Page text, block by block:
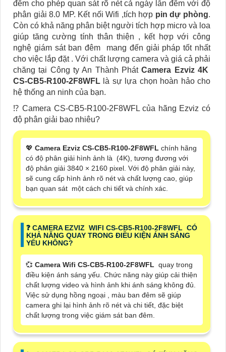
đêm cho phép quan sát rõ nét cả ngày lẫn đêm với độ
phân giải 8.0 MP. Kết nối Wifi ,tích hợp pin dự phòng.
Còn có khả năng phân biệt người tích hợp micro và loa
giúp tăng cường tính thân thiện , kết hợp với công
nghệ giám sát ban đêm mang đến giải pháp tốt nhất
cho việc lắp đặt . Với chất lượng camera và giá cả phải
chăng tại Công ty An Thành PhátCamera Ezviz 4K
CS-CB5-R100-2F8WFL là sự lựa chọn hoàn hảo cho
hệ thống an ninh của bạn.
⁉️ Camera CS-CB5-R100-2F8WFL của hãng Ezviz có
độ phân giải bao nhiêu?
💖 Camera Ezviz CS-CB5-R100-2F8WFL chính hãng
có độ phân giải hình ảnh là (4K), tương đương với
độ phân giải 3840 × 2160 pixel. Với độ phân giải này,
sẽ cung cấp hình ảnh rõ nét và chất lượng cao, giúp
bạn quan sát một cách chi tiết và chính xác.
️❓ CAMERA EZVIZ WIFI CS-CB5-R100-2F8WFL CÓ
KHẢ NĂNG QUAY TRONG ĐIỀU KIỆN ÁNH SÁNG
YẾU KHÔNG?
💞 Camera Wifi CS-CB5-R100-2F8WFL quay trong
điều kiện ánh sáng yếu. Chức năng này giúp cải thiện
chất lượng video và hình ảnh khi ánh sáng không đủ.
Việc sử dụng hồng ngoại , màu ban đêm sẽ giúp
camera ghi lại hình ảnh rõ nét và chi tiết, đặc biệt
chất lượng trong việc giám sát ban đêm.